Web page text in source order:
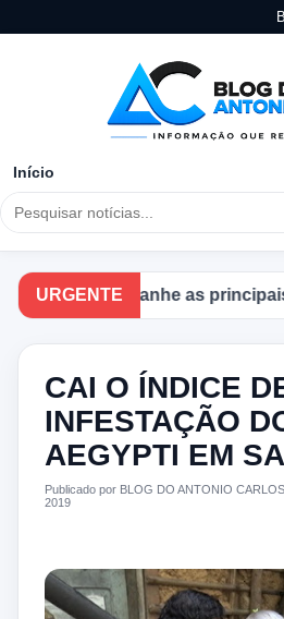
Início
URGENTE
Acompanhe as principais
CAI O ÍNDICE
INFESTAÇÃO
AEGYPTI EM
Publicado por BLOG DO ANTONIO
2019